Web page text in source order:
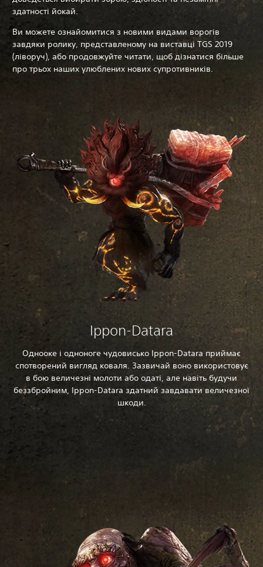
здатності йокай.
Ви можете ознайомитися з новими видами ворогів
завдяки ролику, представленому на виставці TGS 2019
(ліворуч), або продовжуйте читати, щоб дізнатися більше
про трьох наших улюблених нових супротивників.
Ippon-Datara
Однооке і одноноге чудовисько Ippon-Datara приймає
спотворений вигляд коваля. Зазвичай воно використовує
в бою величезні молоти або одаті, але навіть будучи
беззбройним, Ippon-Datara здатний завдавати величезної
шкоди.